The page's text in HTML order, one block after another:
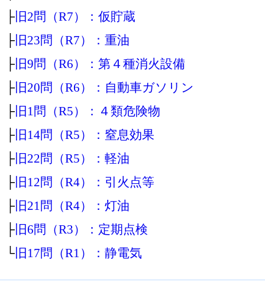
├ 旧2問（R7）：仮貯蔵
├ 旧23問（R7）：重油
├ 旧9問（R6）：第４種消火設備
├ 旧20問（R6）：自動車ガソリン
├ 旧1問（R5）：４類危険物
├ 旧14問（R5）：窒息効果
├ 旧22問（R5）：軽油
├ 旧12問（R4）：引火点等
├ 旧21問（R4）：灯油
├ 旧6問（R3）：定期点検
└ 旧17問（R1）：静電気